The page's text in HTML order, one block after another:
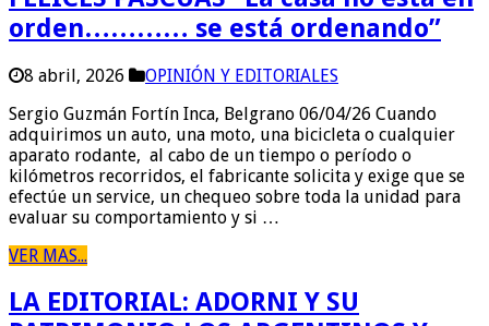
orden………… se está ordenando”
8 abril, 2026
OPINIÓN Y EDITORIALES
Sergio Guzmán Fortín Inca, Belgrano 06/04/26 Cuando
adquirimos un auto, una moto, una bicicleta o cualquier
aparato rodante, al cabo de un tiempo o período o
kilómetros recorridos, el fabricante solicita y exige que se
efectúe un service, un chequeo sobre toda la unidad para
evaluar su comportamiento y si …
VER MAS...
LA EDITORIAL: ADORNI Y SU